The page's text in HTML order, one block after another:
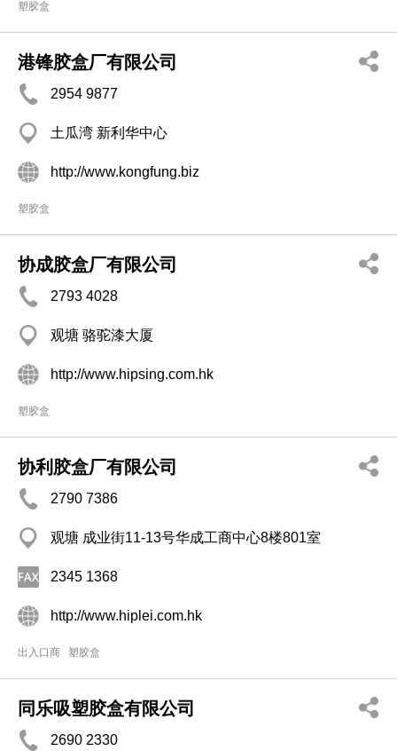
塑胶盒
港锋胶盒厂有限公司
2954 9877
土瓜湾 新利华中心
http://www.kongfung.biz
塑胶盒
协成胶盒厂有限公司
2793 4028
观塘 骆驼漆大厦
http://www.hipsing.com.hk
塑胶盒
协利胶盒厂有限公司
2790 7386
观塘 成业街11-13号华成工商中心8楼801室
2345 1368
http://www.hiplei.com.hk
出入口商 塑胶盒
同乐吸塑胶盒有限公司
2690 2330